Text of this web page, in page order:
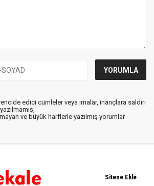
edici cümleler veya imalar, inançlara saldırı
ve büyük harflerle yazılmış yorumlar